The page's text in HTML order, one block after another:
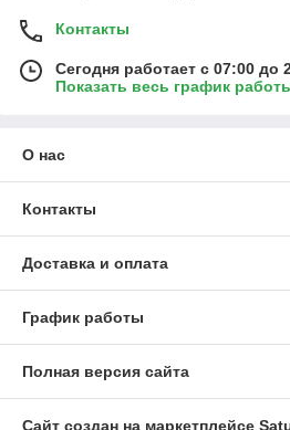
Контакты
Сегодня работает с 07:00 до
Показать весь график
О нас
Контакты
Доставка и оплата
График работы
Полная версия сайта
Сайт создан на маркетплейсе